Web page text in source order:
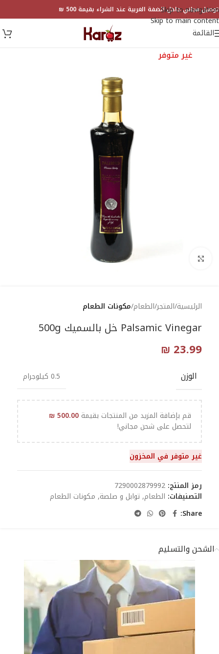
Skip to navigation
Skip to main content
توصيل مجاني داخل الضفة الغربية عند الشراء بقيمة 500 ₪
القائمة
غير متوفر
الرئيسية المتجر الطعام مكونات الطعام
Palsamic Vinegar خل بالسميك 500g
₪ 23.99
الوزن 0.5 كيلوجرام
قم بإضافة المزيد من المنتجات بقيمة ₪500.00
لتحصل على شحن مجاني!
غير متوفر في المخزون
رمز المنتج: 7290002879992
التصنيفات: الطعام,توابل و صلصة, مكونات الطعام
Share:
الشحن والتسليم